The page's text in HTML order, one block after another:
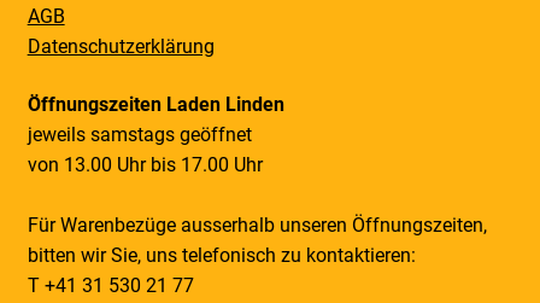
AGB
Datenschutzerklärung
Öffnungszeiten Laden Linden
jeweils samstags geöffnet
von 13.00 Uhr bis 17.00 Uhr
Für Warenbezüge ausserhalb unseren Öffnungszeiten,
bitten wir Sie, uns telefonisch zu kontaktieren:
T +41 31 530 21 77